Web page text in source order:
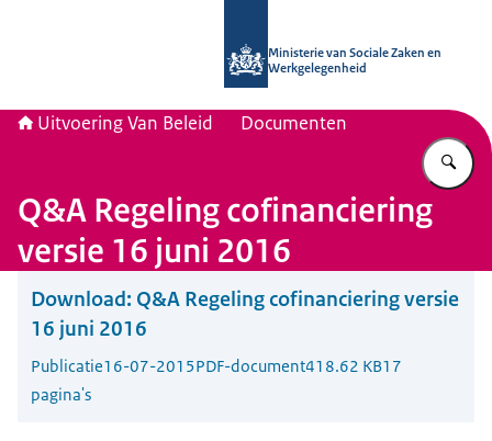
Ministerie van Sociale Zaken en
Werkgelegenheid
Uitvoering Van Beleid Documenten
Q&A Regeling cofinanciering
versie 16 juni 2016
Download: Q&A Regeling cofinanciering versie
16 juni 2016
Publicatie16-07-2015PDF-document418.62 KB17
pagina's